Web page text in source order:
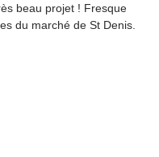
beau projet ! Fresque
du marché de St Denis.